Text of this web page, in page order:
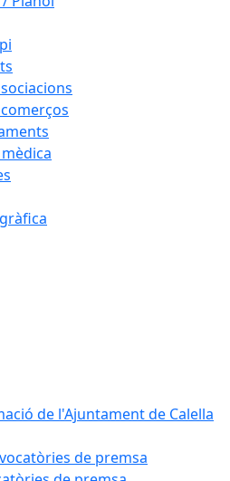
de l'Ajuntament de Calella
de premsa